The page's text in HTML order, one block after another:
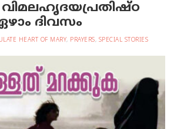
വിമലഹൃദയപ്രതിഷ്ഠ
ദിവസം
HEART OF MARY, PRAYERS, SPECIAL STORIES